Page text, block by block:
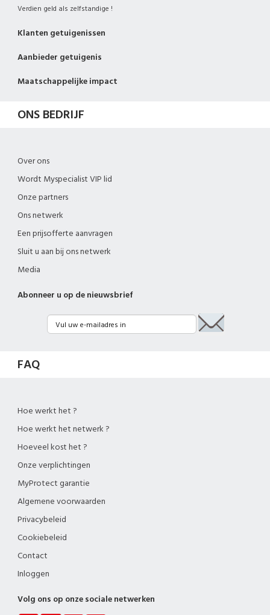
Verdien geld als zelfstandige !
Klanten getuigenissen
Aanbieder getuigenis
Maatschappelijke impact
ONS BEDRIJF
Over ons
Wordt Myspecialist VIP lid
Onze partners
Ons netwerk
Een prijsofferte aanvragen
Sluit u aan bij ons netwerk
Media
Abonneer u op de nieuwsbrief
FAQ
Hoe werkt het ?
Hoe werkt het netwerk ?
Hoeveel kost het ?
Onze verplichtingen
MyProtect garantie
Algemene voorwaarden
Privacybeleid
Cookiebeleid
Contact
Inloggen
Volg ons op onze sociale netwerken